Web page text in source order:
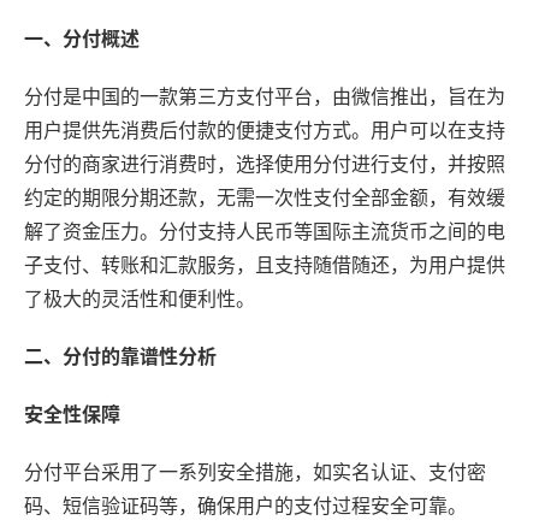
一、分付概述
分付是中国的一款第三方支付平台，由微信推出，旨在为
用户提供先消费后付款的便捷支付方式。用户可以在支持
分付的商家进行消费时，选择使用分付进行支付，并按照
约定的期限分期还款，无需一次性支付全部金额，有效缓
解了资金压力。分付支持人民币等国际主流货币之间的电
子支付、转账和汇款服务，且支持随借随还，为用户提供
了极大的灵活性和便利性。
二、分付的靠谱性分析
安全性保障
分付平台采用了一系列安全措施，如实名认证、支付密
码、短信验证码等，确保用户的支付过程安全可靠。